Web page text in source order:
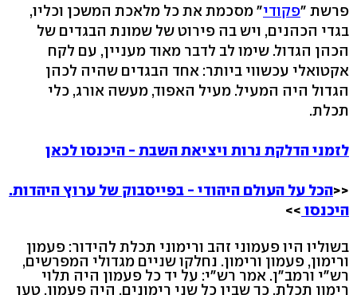
פרשת "פקודי" מסכמת את כל מלאכת המשכן וכליו,
בגדי הכהנים, ויש בה פירוט של שמונת הבגדים של
הכהן הגדול. שימו לב לדבר מאוד מעניין, עם לקח
אקטואלי עכשווי ביותר: אחד הבגדים שהיה לכהן
הגדול היה המעיל. מעיל האפוד, מעשה אורג, כלי
תכלת.
לזמני הדלקת נרות ויציאת השבת - היכנסו לכאן
<<הכל על העולם היהודי - בפייסבוק של ערוץ היהדות.
היכנסו >>
בשוליו היו פעמוני זהב ורימוני תכלת להידור: פעמון
ורימון, פעמון ורימון. נחלקו שניים מגדולי המפרשים,
רש"י ורמב"ן. אמר רש"י: על יד כל פעמון היה תלוי
רימון תכלת, כך שבין כל שני רימונים, היה פעמון. טען